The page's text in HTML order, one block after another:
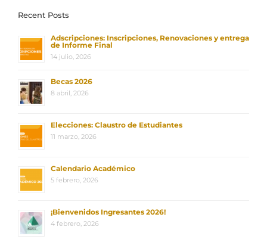
Recent Posts
Adscripciones: Inscripciones, Renovaciones y entrega
de Informe Final
14 julio, 2026
Becas 2026
8 abril, 2026
Elecciones: Claustro de Estudiantes
11 marzo, 2026
Calendario Académico
5 febrero, 2026
¡Bienvenidos Ingresantes 2026!
4 febrero, 2026